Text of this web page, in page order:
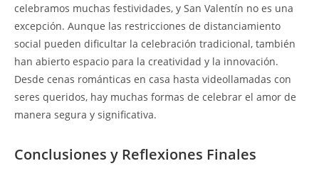
celebramos muchas festividades, y San Valentín no es una
excepción. Aunque las restricciones de distanciamiento
social pueden dificultar la celebración tradicional, también
han abierto espacio para la creatividad y la innovación.
Desde cenas románticas en casa hasta videollamadas con
seres queridos, hay muchas formas de celebrar el amor de
manera segura y significativa.
Conclusiones y Reflexiones Finales